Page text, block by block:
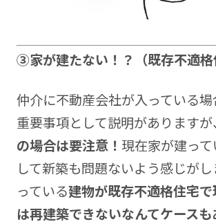
③家が建たない！？（既存不適格
仲介に不動産会社が入っている
重要事項として説明がありますが
の場合は要注意！ 現在家が建っ
して新築も問題ないよう感じが
っている建物が既存不適格住宅
は再建築できないなんてケース